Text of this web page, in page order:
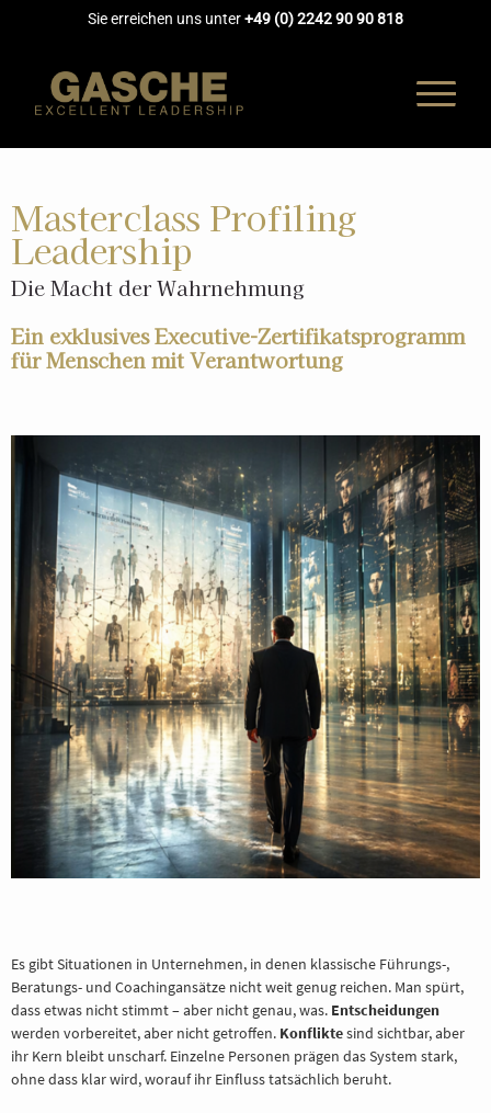
Sie erreichen uns unter+49 (0) 2242 90 90 818
Masterclass Profiling
Leadership
Die Macht der Wahrnehmung
Ein exklusives Executive-Zertifikatsprogramm
für Menschen mit Verantwortung
Es gibt Situationen in Unternehmen, in denen klassische Führungs-,
Beratungs- und Coachingansätze nicht weit genug reichen. Man spürt,
dass etwas nicht stimmt – aber nicht genau, was. Entscheidungen
werden vorbereitet, aber nicht getroffen. Konfliktesind sichtbar, aber
ihr Kern bleibt unscharf. Einzelne Personen prägen das System stark,
ohne dass klar wird, worauf ihr Einfluss tatsächlich beruht.
AKADEMIE
BERATUNG